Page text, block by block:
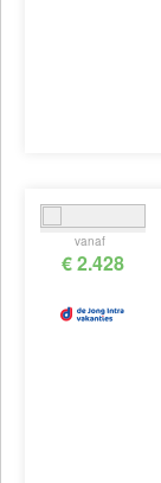
vanaf
€ 2.428